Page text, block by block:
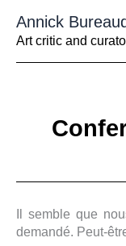
contenu
Annick
Art critic and
Il semble que
demandé. Peut-